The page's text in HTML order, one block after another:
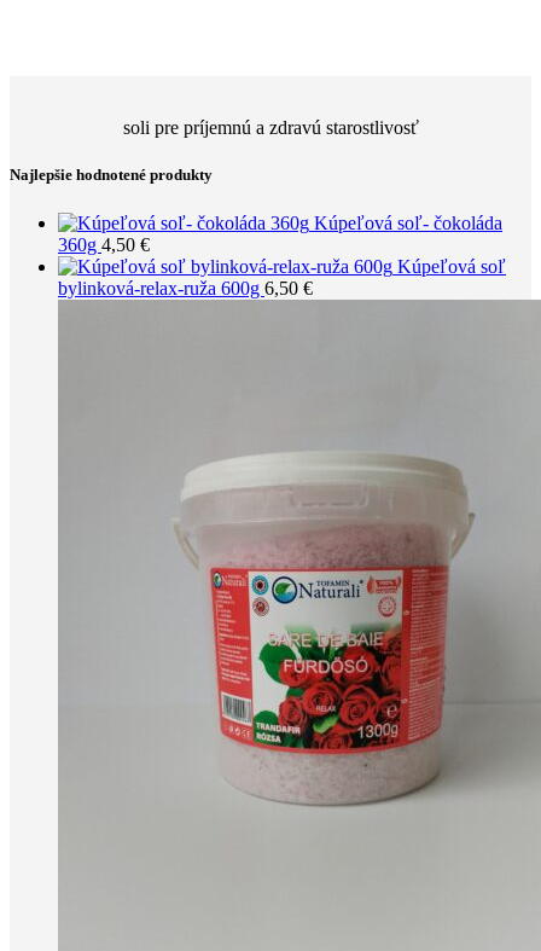
soli pre príjemnú a zdravú starostlivosť
Najlepšie hodnotené produkty
Kúpeľová soľ- čokoláda
360g 4,50 €
Kúpeľová soľ
bylinková-relax-ruža 600g 6,50 €